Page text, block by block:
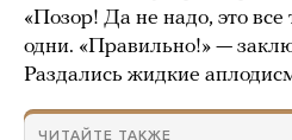
«Позор! Да не надо, это все
одни. «Правильно!» —
Раздались жидкие
ЧИТАЙТЕ ТАКЖЕ